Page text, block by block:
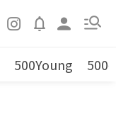
500Young 500